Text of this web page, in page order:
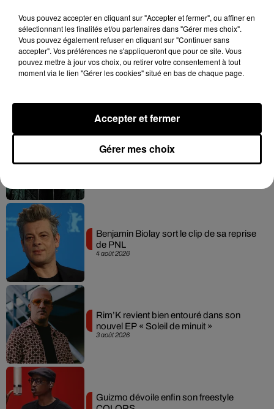
Hip-Hop News
Russ frappe fort avec son nouveau
Tiakola annonce le premier concert de
son WpointM Tour
4 août 2026
Benjamin Biolay sort le clip de sa reprise
de PNL
3 août 2026
Rim’K revient bien entouré dans son
nouvel EP « Soleil de minuit »
Guizmo dévoile enfin son freestyle
Vous pouvez accepter en cliquant sur "Accepter et fermer", ou affiner en
sélectionnant les finalités et/ou partenaires dans "Gérer mes choix".
Vous pouvez également refuser en cliquant sur "Continuer sans
accepter". Vos préférences ne s'appliqueront que pour ce site. Vous
pouvez mettre à jour vos choix, ou retirer votre consentement à tout
moment via le lien "Gérer les cookies" situé en bas de chaque page.
Gérer mes choix
Accepter et fermer